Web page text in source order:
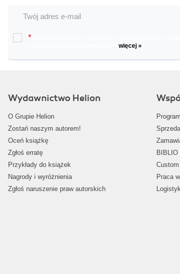
*
więcej »
Wydawnictwo Helion
O Grupie Helion
Zostań naszym autorem!
Oceń książkę
Zgłoś erratę
Przykłady do książek
Nagrody i wyróżnienia
Zgłoś naruszenie praw autorskich
BIBLIO
Praca